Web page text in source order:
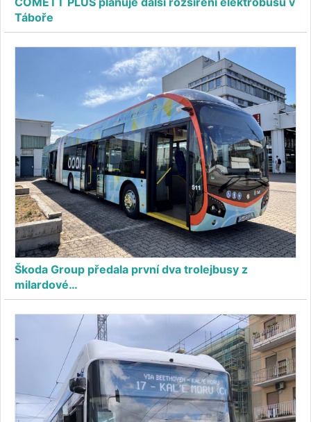
Táboře
Škoda Group předala první dva trolejbusy z
milardové…